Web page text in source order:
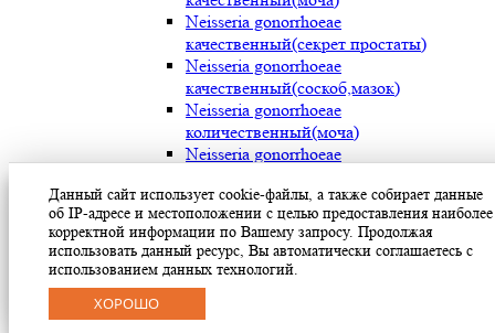
Neisseria gonorrhoeae
качественный(секрет простаты)
Neisseria gonorrhoeae
качественный(соскоб,мазок)
Neisseria gonorrhoeae
количественный(моча)
Neisseria gonorrhoeae
Neisseria gonorrhoeae
количественный(соскоб,мазок)
Streptococcus pyogenes (мокрота)
Streptococcus pyogenes (носоглотка)
Streptococcus pyogenes(мазок с раневой
Данный сайт использует cookie-файлы, а также собирает данные
об IP-адресе и местоположении с целью предоставления наиболее
корректной информации по Вашему запросу. Продолжая
использовать данный ресурс, Вы автоматически соглашаетесь с
использованием данных технологий.
ХОРОШО